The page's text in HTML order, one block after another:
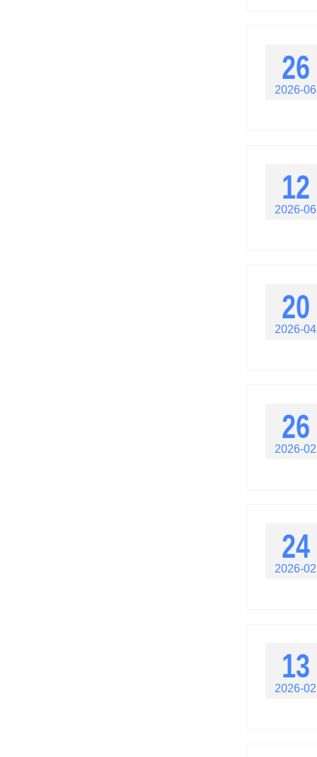
26
2026-06
12
2026-06
20
2026-04
26
2026-02
24
2026-02
13
2026-02